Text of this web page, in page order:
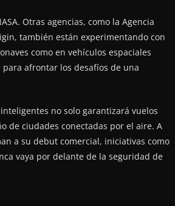
Otras agencias, como la Agencia
también están experimentando con
como en vehículos espaciales
afrontar los desafíos de una
no solo garantizará vuelos
de ciudades conectadas por el aire. A
a su debut comercial, iniciativas como
vaya por delante de la seguridad de